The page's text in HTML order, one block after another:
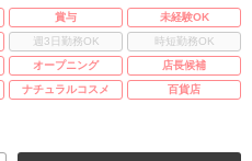
賞与
未経験OK
週3日勤務OK
時短勤務OK
オープニング
店長候補
ナチュラルコスメ 百貨店